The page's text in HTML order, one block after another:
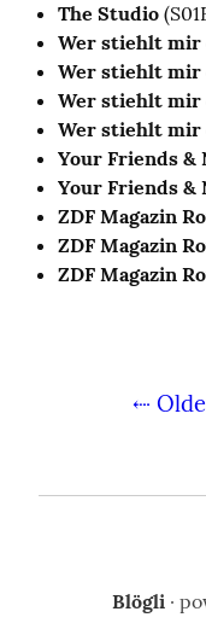
The Studio
Wer stiehlt mir
Wer stiehlt mir
Wer stiehlt mir
Wer stiehlt mir
Your Friends &
Your Friends &
ZDF Magazin
ZDF Magazin
ZDF Magazin
⇠
Blögli ·